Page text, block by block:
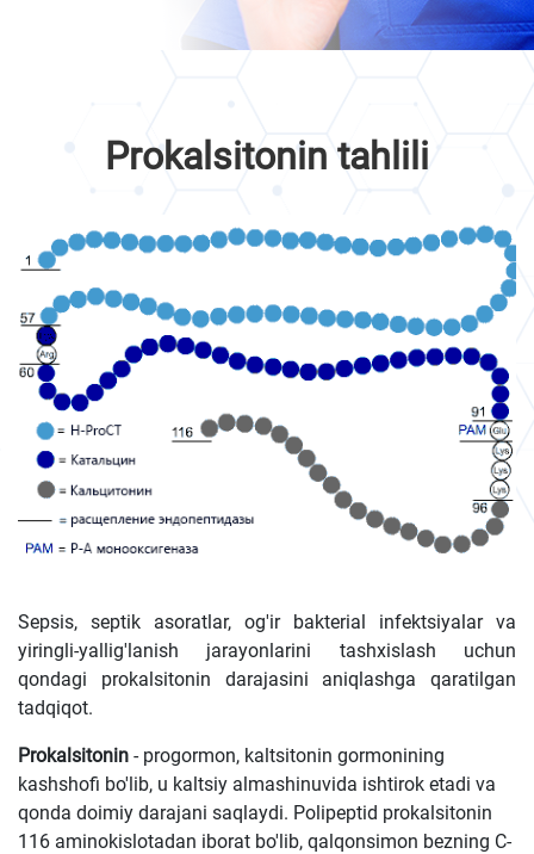
Prokalsitonin tahlili
Sepsis, septik asoratlar, og'ir bakterial infektsiyalar va
yiringli-yallig'lanish jarayonlarini tashxislash uchun
qondagi prokalsitonin darajasini aniqlashga qaratilgan
tadqiqot.
Prokalsitonin - progormon, kaltsitonin gormonining
kashshofi bo'lib, u kaltsiy almashinuvida ishtirok etadi va
qonda doimiy darajani saqlaydi. Polipeptid prokalsitonin
116 aminokislotadan iborat bo'lib, qalqonsimon bezning C-